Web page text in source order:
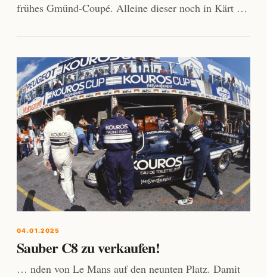
frühes Gmünd-Coupé. Alleine dieser noch in Kärt …
04.01.2025
Sauber C8 zu verkaufen!
… nden von Le Mans auf den neunten Platz. Damit